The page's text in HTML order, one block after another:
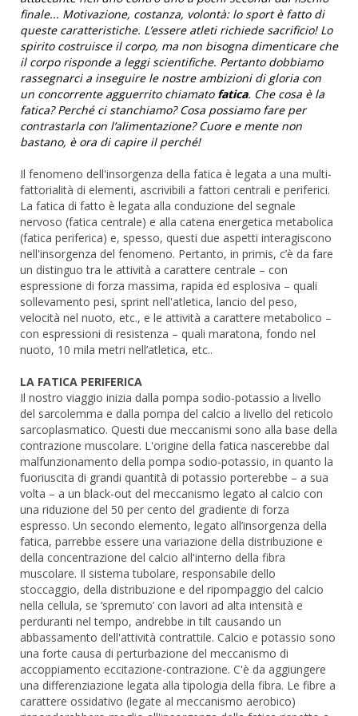
finale... Motivazione, costanza, volontà: lo sport è fatto di
queste caratteristiche. L’essere atleti richiede sacrificio! Lo
spirito costruisce il corpo, ma non bisogna dimenticare che
il corpo risponde a leggi scientifiche. Pertanto dobbiamo
rassegnarci a inseguire le nostre ambizioni di gloria con
un concorrente agguerrito chiamato fatica. Che cosa è la
fatica? Perché ci stanchiamo? Cosa possiamo fare per
contrastarla con l’alimentazione? Cuore e mente non
bastano, è ora di capire il perché!
Il fenomeno dell'insorgenza della fatica è legata a una multi-
fattorialità di elementi, ascrivibili a fattori centrali e periferici.
La fatica di fatto è legata alla conduzione del segnale
nervoso (fatica centrale) e alla catena energetica metabolica
(fatica periferica) e, spesso, questi due aspetti interagiscono
nell'insorgenza del fenomeno. Pertanto, in primis, c’è da fare
un distinguo tra le attività a carattere centrale – con
espressione di forza massima, rapida ed esplosiva – quali
sollevamento pesi, sprint nell'atletica, lancio del peso,
velocità nel nuoto, etc., e le attività a carattere metabolico –
con espressioni di resistenza – quali maratona, fondo nel
nuoto, 10 mila metri nell’atletica, etc..
LA FATICA PERIFERICA
Il nostro viaggio inizia dalla pompa sodio-potassio a livello
del sarcolemma e dalla pompa del calcio a livello del reticolo
sarcoplasmatico. Questi due meccanismi sono alla base della
contrazione muscolare. L'origine della fatica nascerebbe dal
malfunzionamento della pompa sodio-potassio, in quanto la
fuoriuscita di grandi quantità di potassio porterebbe – a sua
volta – a un black-out del meccanismo legato al calcio con
una riduzione del 50 per cento del gradiente di forza
espresso. Un secondo elemento, legato all’insorgenza della
fatica, parrebbe essere una variazione della distribuzione e
della concentrazione del calcio all'interno della fibra
muscolare. Il sistema tubolare, responsabile dello
stoccaggio, della distribuzione e del ripompaggio del calcio
nella cellula, se ‘spremuto’ con lavori ad alta intensità e
perduranti nel tempo, andrebbe in tilt causando un
abbassamento dell'attività contrattile. Calcio e potassio sono
una forte causa di perturbazione del meccanismo di
accoppiamento eccitazione-contrazione. C'è da aggiungere
una differenziazione legata alla tipologia della fibra. Le fibre a
carattere ossidativo (legate al meccanismo aerobico)